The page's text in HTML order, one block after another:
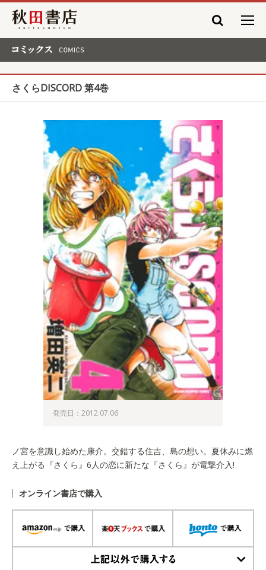
秋田書店
さくらDISCORD 第4巻
発売日：2012.07.06
ノ宮を意識し始めた康介。交錯する住吉、島の想い。夏休みに燃
え上がる『さくら』6人の恋に新たな『さくら』が電撃介入!
オンライン書店で購入